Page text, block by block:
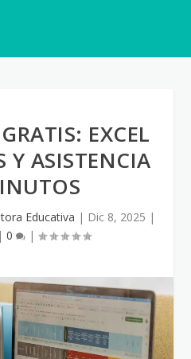
EXCEL
Y ASISTENCIA
Educativa | Dic 8, 2025 |
| 0 |